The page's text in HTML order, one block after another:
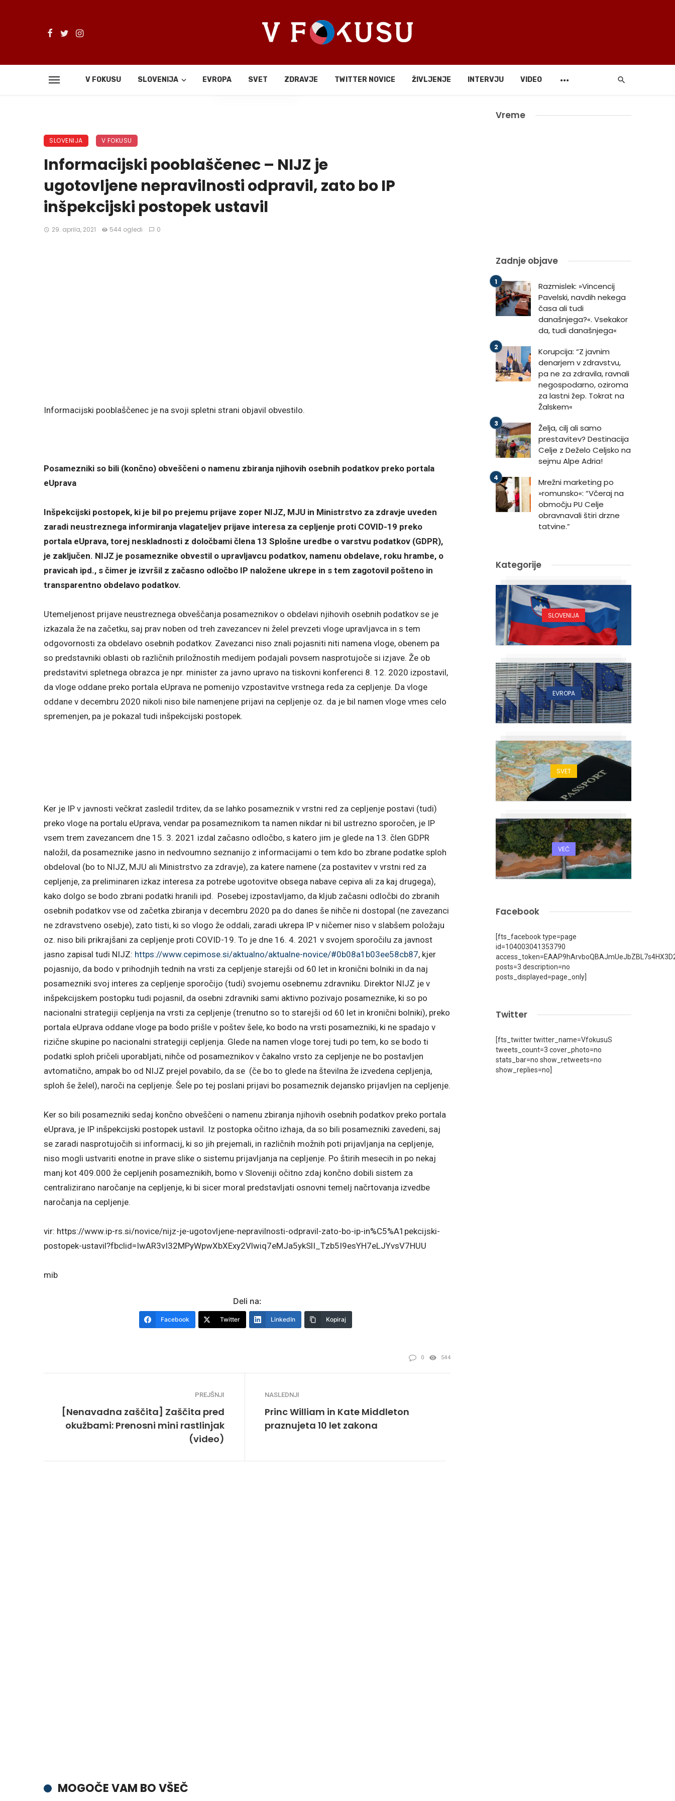
V FOKUSU SLOVENIJA EVROPA SVET ZDRAVJE TWITTER NOVICE ŽIVLJENJE INTERVJU VIDEO
Deli
SLOVENIJA V FOKUSU
Informacijski pooblaščenec – NIJZ je
ugotovljene nepravilnosti odpravil, zato bo IP
inšpekcijski postopek ustavil
29. aprila, 2021 544 ogledi 0
Informacijski pooblaščenec je na svoji spletni strani objavil obvestilo.
Posamezniki so bili (končno) obveščeni o namenu zbiranja njihovih osebnih podatkov preko portala
eUprava
Inšpekcijski postopek, ki je bil po prejemu prijave zoper NIJZ, MJU in Ministrstvo za zdravje uveden
zaradi neustreznega informiranja vlagateljev prijave interesa za cepljenje proti COVID-19 preko
portala eUprava, torej neskladnosti z določbami člena 13 Splošne uredbe o varstvu podatkov (GDPR),
je zaključen. NIJZ je posameznike obvestil o upravljavcu podatkov, namenu obdelave, roku hrambe, o
pravicah ipd., s čimer je izvršil z začasno odločbo IP naložene ukrepe in s tem zagotovil pošteno in
transparentno obdelavo podatkov.
Utemeljenost prijave neustreznega obveščanja posameznikov o obdelavi njihovih osebnih podatkov se je
izkazala že na začetku, saj prav noben od treh zavezancev ni želel prevzeti vloge upravljavca in s tem
odgovornosti za obdelavo osebnih podatkov. Zavezanci niso znali pojasniti niti namena vloge, obenem pa
so predstavniki oblasti ob različnih priložnostih medijem podajali povsem nasprotujoče si izjave. Že ob
predstavitvi spletnega obrazca je npr. minister za javno upravo na tiskovni konferenci 8. 12. 2020 izpostavil,
da vloge oddane preko portala eUprava ne pomenijo vzpostavitve vrstnega reda za cepljenje. Da vloge
oddane v decembru 2020 nikoli niso bile namenjene prijavi na cepljenje oz. da je bil namen vloge vmes celo
spremenjen, pa je pokazal tudi inšpekcijski postopek.
Ker je IP v javnosti večkrat zasledil trditev, da se lahko posameznik v vrstni red za cepljenje postavi (tudi)
preko vloge na portalu eUprava, vendar pa posameznikom ta namen nikdar ni bil ustrezno sporočen, je IP
vsem trem zavezancem dne 15. 3. 2021 izdal začasno odločbo, s katero jim je glede na 13. člen GDPR
naložil, da posameznike jasno in nedvoumno seznanijo z informacijami o tem kdo bo zbrane podatke sploh
obdeloval (bo to NIJZ, MJU ali Ministrstvo za zdravje), za katere namene (za postavitev v vrstni red za
cepljenje, za preliminaren izkaz interesa za potrebe ugotovitve obsega nabave cepiva ali za kaj drugega),
kako dolgo se bodo zbrani podatki hranili ipd. Posebej izpostavljamo, da kljub začasni odločbi do zbranih
osebnih podatkov vse od začetka zbiranja v decembru 2020 pa do danes še nihče ni dostopal (ne zavezanci
ne zdravstveno osebje), zato tisti, ki so vlogo že oddali, zaradi ukrepa IP v ničemer niso v slabšem položaju
oz. niso bili prikrajšani za cepljenje proti COVID-19. To je dne 16. 4. 2021 v svojem sporočilu za javnost
jasno zapisal tudi NIJZ: https://www.cepimose.si/aktualno/aktualne-novice/#0b08a1b03ee58cb87, kjer
pojasnijo, da bodo v prihodnjih tednih na vrsti za cepljenje starejši od 60 let in kronični bolniki in da naj
posamezniki svoj interes za cepljenje sporočijo (tudi) svojemu osebnemu zdravniku. Direktor NIJZ je v
inšpekcijskem postopku tudi pojasnil, da osebni zdravniki sami aktivno pozivajo posameznike, ki so po
nacionalni strategiji cepljenja na vrsti za cepljenje (trenutno so to starejši od 60 let in kronični bolniki), preko
portala eUprava oddane vloge pa bodo prišle v poštev šele, ko bodo na vrsti posamezniki, ki ne spadajo v
rizične skupine po nacionalni strategiji cepljenja. Glede na namen vloge torej tudi po tem, ko se bodo ti
podatki sploh pričeli uporabljati, nihče od posameznikov v čakalno vrsto za cepljenje ne bo postavljen
avtomatično, ampak bo od NIJZ prejel povabilo, da se (če bo to glede na številna že izvedena cepljenja,
sploh še želel), naroči na cepljenje. Šele po tej poslani prijavi bo posameznik dejansko prijavljen na cepljenje.
Ker so bili posamezniki sedaj končno obveščeni o namenu zbiranja njihovih osebnih podatkov preko portala
eUprava, je IP inšpekcijski postopek ustavil. Iz postopka očitno izhaja, da so bili posamezniki zavedeni, saj
se zaradi nasprotujočih si informacij, ki so jih prejemali, in različnih možnih poti prijavljanja na cepljenje,
niso mogli ustvariti enotne in prave slike o sistemu prijavljanja na cepljenje. Po štirih mesecih in po nekaj
manj kot 409.000 že cepljenih posameznikih, bomo v Sloveniji očitno zdaj končno dobili sistem za
centralizirano naročanje na cepljenje, ki bi sicer moral predstavljati osnovni temelj načrtovanja izvedbe
naročanja na cepljenje.
vir: https://www.ip-rs.si/novice/nijz-je-ugotovljene-nepravilnosti-odpravil-zato-bo-ip-in%C5%A1pekcijski-
postopek-ustavil?fbclid=IwAR3vI32MPyWpwXbXExy2Vlwiq7eMJa5ykSlI_Tzb5I9esYH7eLJYvsV7HUU
mib
Deli na:
Facebook Twitter LinkedIn Kopiraj
0 544
PREJŠNJI
[Nenavadna zaščita] Zaščita pred
okužbami: Prenosni mini rastlinjak
(video)
NASLEDNJI
Princ William in Kate Middleton
praznujeta 10 let zakona
MOGOČE VAM BO VŠEČ
Vreme
Zadnje objave
Razmislek: »Vincencij
Pavelski, navdih nekega
časa ali tudi
današnjega?«. Vsekakor
da, tudi današnjega«
Korupcija: “Z javnim
denarjem v zdravstvu,
pa ne za zdravila, ravnali
negospodarno, oziroma
za lastni žep. Tokrat na
Žalskem«
Želja, cilj ali samo
prestavitev? Destinacija
Celje z Deželo Celjsko na
sejmu Alpe Adria!
Mrežni marketing po
»romunsko«: “Včeraj na
območju PU Celje
obravnavali štiri drzne
tatvine.”
Kategorije
SLOVENIJA
EVROPA
SVET
VEČ
Facebook
[fts_facebook type=page
id=104003041353790
posts=3 description=no
posts_displayed=page_only]
Twitter
[fts_twitter twitter_name=VfokusuS
tweets_count=3 cover_photo=no
stats_bar=no show_retweets=no
show_replies=no]